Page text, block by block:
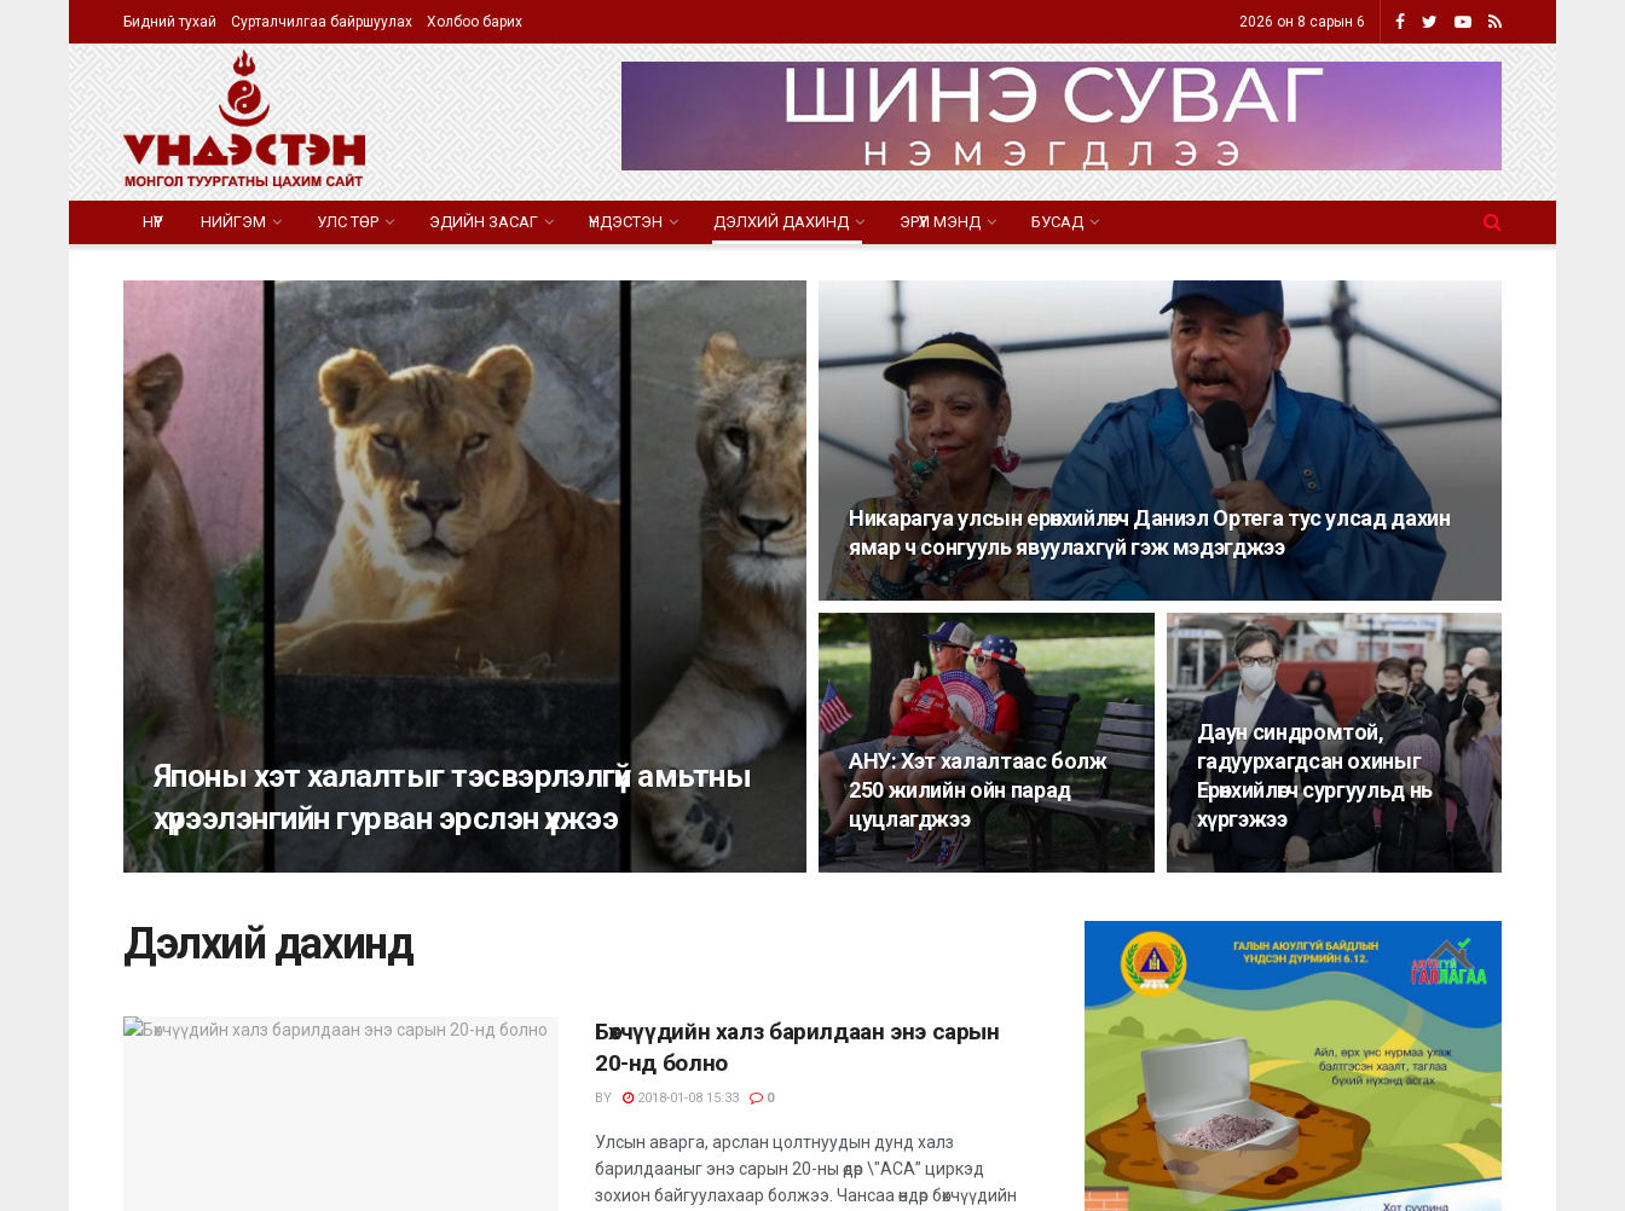
Бидний тухай Сурталчилгаа байршуулах Холбоо барих 2026 он 8 сарын 6
НҮҮР НИЙГЭМ УЛС ТӨР ЭДИЙН ЗАСАГ ҮНДЭСТЭН ДЭЛХИЙ ДАХИНД ЭРҮҮЛ МЭНД БУСАД
Японы хэт халалтыг тэсвэрлэлгүй амьтны
хүрээлэнгийн гурван эрслэн үхжээ
Никарагуа улсын ерөнхийлөгч Даниэл Ортега тус улсад дахин
ямар ч сонгууль явуулахгүй гэж мэдэгджээ
АНУ: Хэт халалтаас болж
250 жилийн ойн парад
цуцлагджээ
Даун синдромтой,
гадуурхагдсан охиныг
Ерөнхийлөгч сургуульд нь
хүргэжээ
Дэлхий дахинд
Бөхчүүдийн халз барилдаан энэ сарын
20-нд болно
BY 2018-01-08 15:33 0
Улсын аварга, арслан цолтнуудын дунд халз
барилдааныг энэ сарын 20-ны өдөр \"АСА” циркэд
зохион байгуулахаар болжээ. Чансаа өндөр бөхчүүдийн